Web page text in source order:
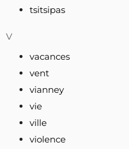
tsitsipas
v
vacances
vent
vianney
vie
ville
violence